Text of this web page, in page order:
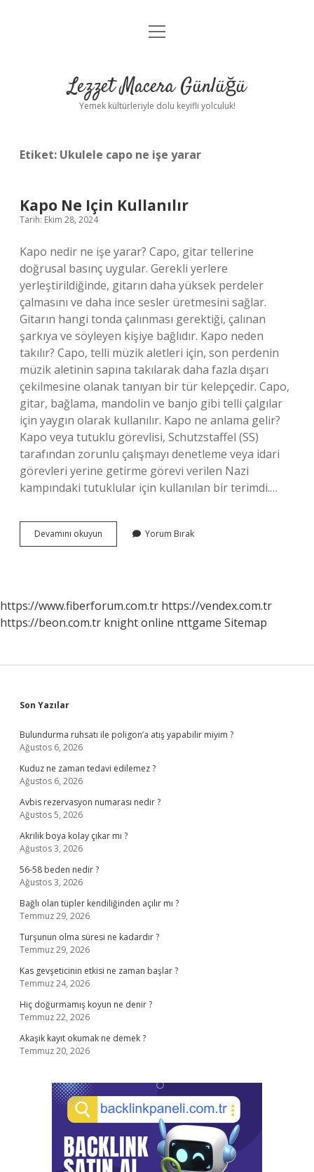
Anasayfa
Yasal Uyarı
menüyü
Lezzet Macera Günlüğü
Yemek kültürleriyle dolu keyifli yolculuk!
Etiket: Ukulele capo ne işe yarar
Kapo Ne Için Kullanılır
Tarih: Ekim 28, 2024
Kapo nedir ne işe yarar? Capo, gitar tellerine
doğrusal basınç uygular. Gerekli yerlere
yerleştirildiğinde, gitarın daha yüksek perdeler
çalmasını ve daha ince sesler üretmesini sağlar.
Gitarın hangi tonda çalınması gerektiği, çalınan
şarkıya ve söyleyen kişiye bağlıdır. Kapo neden
takılır? Capo, telli müzik aletleri için, son perdenin
müzik aletinin sapına takılarak daha fazla dışarı
çekilmesine olanak tanıyan bir tür kelepçedir. Capo,
gitar, bağlama, mandolin ve banjo gibi telli çalgılar
için yaygın olarak kullanılır. Kapo ne anlama gelir?
Kapo veya tutuklu görevlisi, Schutzstaffel (SS)
tarafından zorunlu çalışmayı denetleme veya idari
görevleri yerine getirme görevi verilen Nazi
kampındaki tutuklular için kullanılan bir terimdi.…
Devamını okuyun
Ne
Yorum Bırak
https://www.fiberforum.com.tr https://vendex.com.tr
https://beon.com.tr knight online nttgame Sitemap
Sidebar
Son Yazılar
Bulundurma ruhsatı ile poligon’a atış yapabilir miyim ?
Ağustos 6, 2026
Kuduz ne zaman tedavi edilemez ?
Ağustos 6, 2026
Avbis rezervasyon numarası nedir ?
Ağustos 5, 2026
Akrilik boya kolay çıkar mı ?
Ağustos 3, 2026
56-58 beden nedir ?
Ağustos 3, 2026
Bağlı olan tüpler kendiliğinden açılır mı ?
Temmuz 29, 2026
Turşunun olma süresi ne kadardır ?
Temmuz 29, 2026
Kas gevşeticinin etkisi ne zaman başlar ?
Temmuz 24, 2026
Hiç doğurmamış koyun ne denir ?
Temmuz 22, 2026
Akaşik kayıt okumak ne demek ?
Temmuz 20, 2026